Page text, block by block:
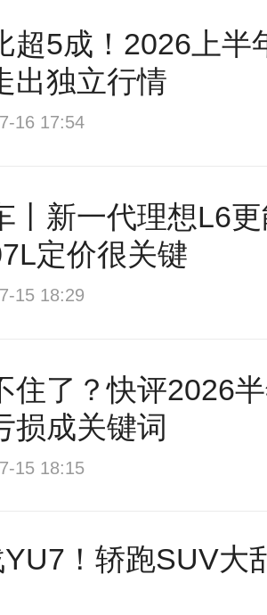
超5成！2026上半
出独立行情
16 17:54
丨新一代理想L6
定价很关键
15 18:29
住了？快评2026
损成关键词
15 18:15
YU7！轿跑SUV